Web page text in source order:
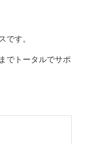
です。
でトータルでサポ